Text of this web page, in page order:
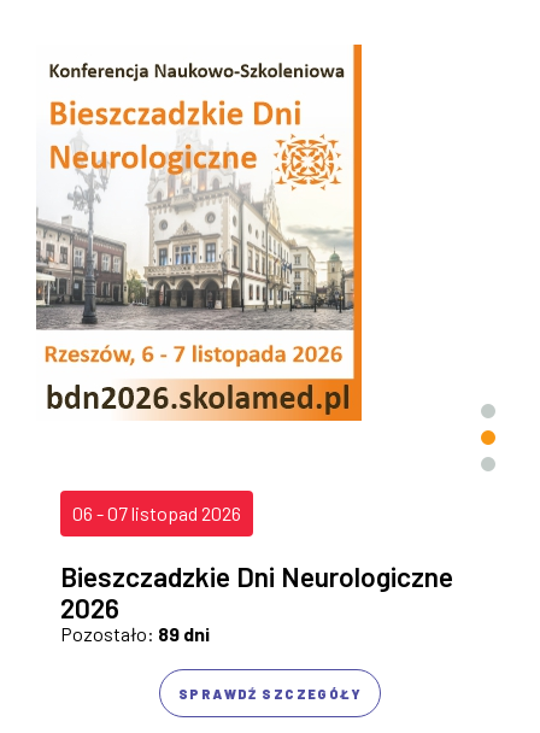
06 - 07 listopad 2026
Bieszczadzkie Dni Neurologiczne
2026
Pozostało: 89 dni
SPRAWDŹ SZCZEGÓŁY